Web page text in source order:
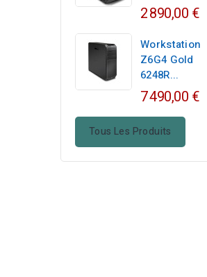
2 890,00 €
Workstation
Z6G4 Gold
6248R...
7 490,00 €
Tous Les Produits